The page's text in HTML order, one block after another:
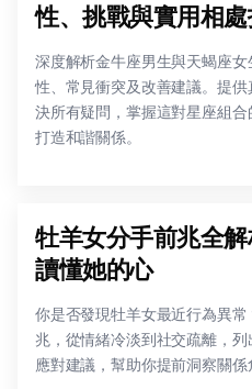
性、挑戰與實用相
深度解析金牛座男生與天蝎座
性、常見衝突及改善建議。提
決所有疑問，掌握這對星座組合
打造和諧關係。
牡羊女分手前兆全
讀懂她的心
你是否發現牡羊女最近行為異
兆，從情緒冷淡到社交疏離，
應對建議，幫助你提前洞察關係